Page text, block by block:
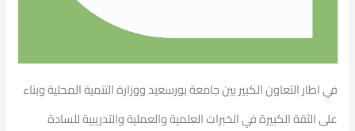
في اطار التعاون الكبير بين جامعة بورسعيد ووزارة التنمية المحلية وبناء
على الثقة الكبيرة في الخبرات العلمية والعملية والتدريبية للسادة